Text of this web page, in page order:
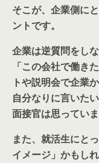
そこが、企業側に
ントです。
企業は逆質問をし
「この会社で働き
トや説明会で企業
自分なりに言いた
面接官は思ってい
また、就活生にと
イメージ」かもし